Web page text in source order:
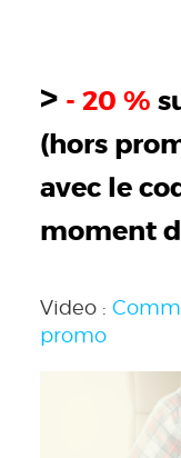
> - 20 %
(hors
avec le
moment
Video :
promo